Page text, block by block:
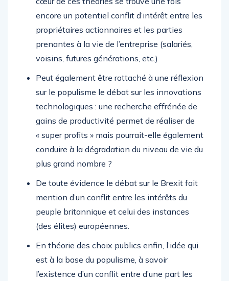
encore un potentiel conflit d’intérêt entre les
propriétaires actionnaires et les parties
prenantes à la vie de l’entreprise (salariés,
voisins, futures générations, etc.)
Peut également être rattaché à une réflexion
sur le populisme le débat sur les innovations
technologiques : une recherche effrénée de
gains de productivité permet de réaliser de
« super profits » mais pourrait-elle également
conduire à la dégradation du niveau de vie du
plus grand nombre ?
De toute évidence le débat sur le Brexit fait
mention d’un conflit entre les intérêts du
peuple britannique et celui des instances
(des élites) européennes.
En théorie des choix publics enfin, l’idée qui
est à la base du populisme, à savoir
l’existence d’un conflit entre d’une part les